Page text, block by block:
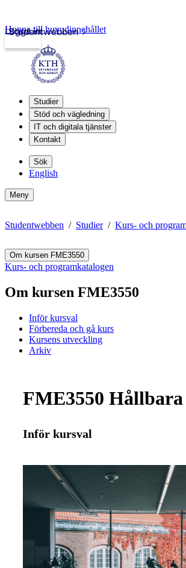
Studentwebben
Logga in
Hoppa till huvudinnehållet
Studier
Stöd och vägledning
IT och digitala tjänster
Kontakt
Sök
English
Meny
Studentwebben Studier Kurs- och
Om kursen FME3550
Kurs- och programkatalogen
Om kursen FME3550
Inför kursval
Förbereda och gå kurs
Kursens utveckling
Arkiv
FME3550
Inför kursval